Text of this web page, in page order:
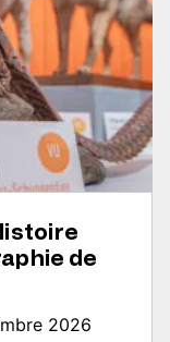
de
2026